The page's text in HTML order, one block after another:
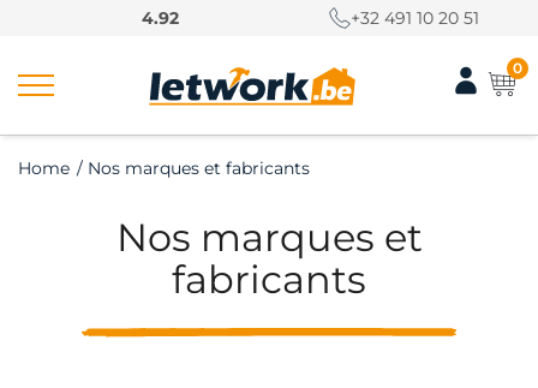
4.92 +32 491 10 20 51
0
Home / Nos marques et fabricants
Nos marques et
fabricants